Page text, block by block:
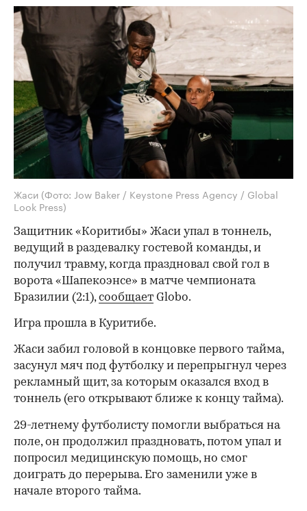
Жаси (Фото: Jow Baker / Keystone Press Agency / Global
Look Press)
Защитник «Коритибы» Жаси упал в тоннель,
ведущий в раздевалку гостевой команды, и
получил травму, когда праздновал свой гол в
ворота «Шапекоэнсе» в матче чемпионата
Бразилии (2:1),сообщает Globo.
Игра прошла в Куритибе.
Жаси забил головой в концовке первого тайма,
засунул мяч под футболку и перепрыгнул через
рекламный щит, за которым оказался вход в
тоннель (его открывают ближе к концу тайма).
29-летнему футболисту помогли выбраться на
поле, он продолжил праздновать, потом упал и
попросил медицинскую помощь, но смог
доиграть до перерыва. Его заменили уже в
начале второго тайма.